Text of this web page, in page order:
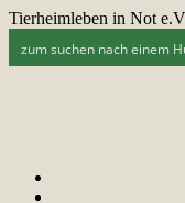
Tierheimleben in Not